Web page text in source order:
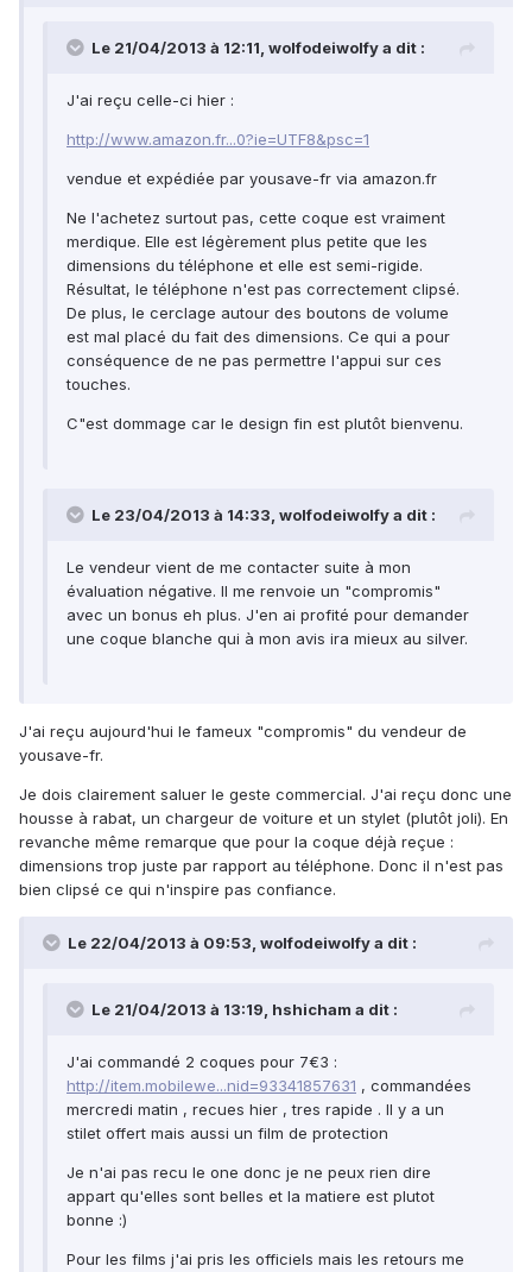
Le 21/04/2013 à 12:11, wolfodeiwolfy a dit :
J'ai reçu celle-ci hier :
http://www.amazon.fr...0?ie=UTF8&psc=1
vendue et expédiée par yousave-fr via amazon.fr
Ne l'achetez surtout pas, cette coque est vraiment
merdique. Elle est légèrement plus petite que les
dimensions du téléphone et elle est semi-rigide.
Résultat, le téléphone n'est pas correctement clipsé.
De plus, le cerclage autour des boutons de volume
est mal placé du fait des dimensions. Ce qui a pour
conséquence de ne pas permettre l'appui sur ces
touches.
C"est dommage car le design fin est plutôt bienvenu.
Le 23/04/2013 à 14:33, wolfodeiwolfy a dit :
Le vendeur vient de me contacter suite à mon
évaluation négative. Il me renvoie un "compromis"
avec un bonus eh plus. J'en ai profité pour demander
une coque blanche qui à mon avis ira mieux au silver.
J'ai reçu aujourd'hui le fameux "compromis" du vendeur de
yousave-fr.
Je dois clairement saluer le geste commercial. J'ai reçu donc une
housse à rabat, un chargeur de voiture et un stylet (plutôt joli). En
revanche même remarque que pour la coque déjà reçue :
dimensions trop juste par rapport au téléphone. Donc il n'est pas
bien clipsé ce qui n'inspire pas confiance.
Le 22/04/2013 à 09:53, wolfodeiwolfy a dit :
Le 21/04/2013 à 13:19, hshicham a dit :
J'ai commandé 2 coques pour 7€3 :
http://item.mobilewe...nid=93341857631 , commandées
mercredi matin , recues hier , tres rapide . Il y a un
stilet offert mais aussi un film de protection
Je n'ai pas recu le one donc je ne peux rien dire
appart qu'elles sont belles et la matiere est plutot
bonne :)
Pour les films j'ai pris les officiels mais les retours me